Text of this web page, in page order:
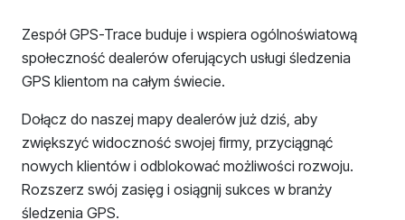
Zespół GPS-Trace buduje i wspiera ogólnoświatową
społeczność dealerów oferujących usługi śledzenia
GPS klientom na całym świecie.
Dołącz do naszej mapy dealerów już dziś, aby
zwiększyć widoczność swojej firmy, przyciągnąć
nowych klientów i odblokować możliwości rozwoju.
Rozszerz swój zasięg i osiągnij sukces w branży
śledzenia GPS.